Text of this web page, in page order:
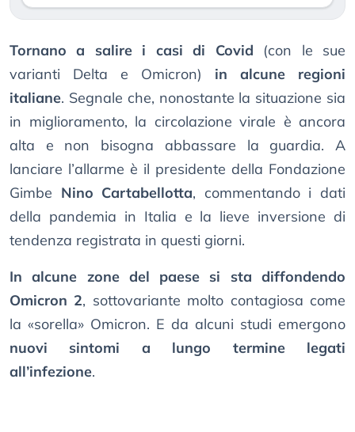
Tornano a salire i casi di Covid (con le sue
varianti Delta e Omicron) in alcune regioni
italiane. Segnale che, nonostante la situazione sia
in miglioramento, la circolazione virale è ancora
alta e non bisogna abbassare la guardia. A
lanciare l’allarme è il presidente della Fondazione
Gimbe Nino Cartabellotta, commentando i dati
della pandemia in Italia e la lieve inversione di
tendenza registrata in questi giorni.
In alcune zone del paese si sta diffondendo
Omicron 2, sottovariante molto contagiosa come
la «sorella» Omicron. E da alcuni studi emergono
nuovi sintomi a lungo termine legati
all’infezione.